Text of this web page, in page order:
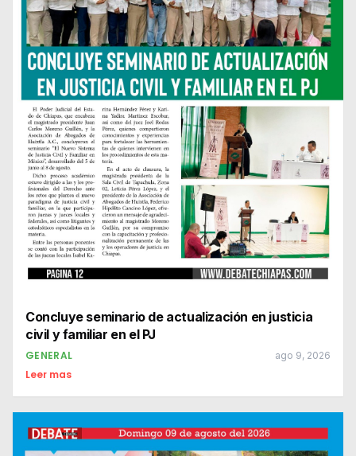
Concluye seminario de actualización en justicia
civil y familiar en el PJ
GENERAL ago 9, 2026
Leer mas